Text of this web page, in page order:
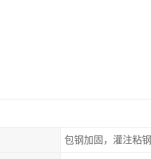
包钢加固，灌注粘钢